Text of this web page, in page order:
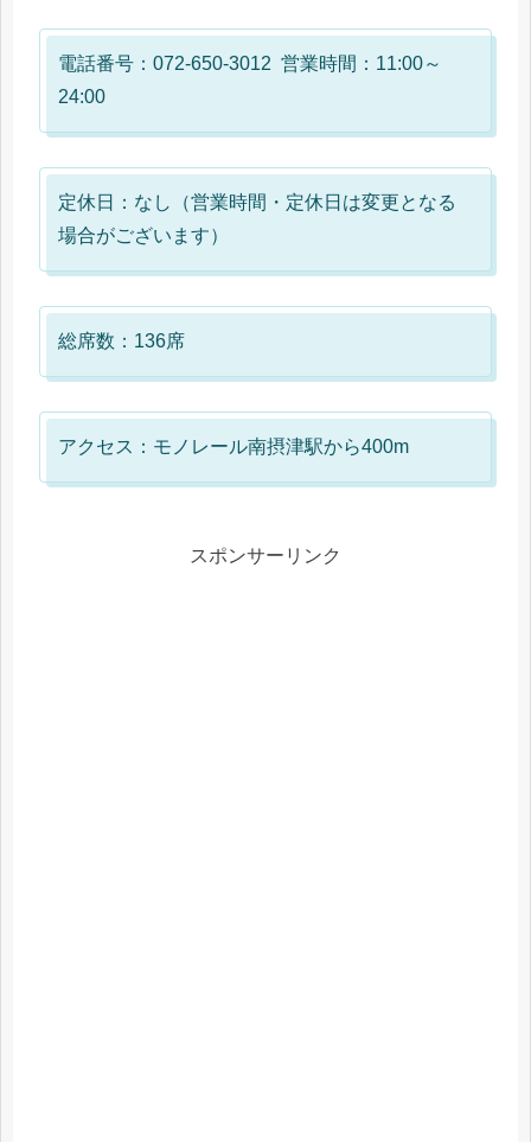
電話番号：072-650-3012 営業時間：11:00～
24:00
定休日：なし（営業時間・定休日は変更となる
場合がございます）
総席数：136席
アクセス：モノレール南摂津駅から400m
スポンサーリンク